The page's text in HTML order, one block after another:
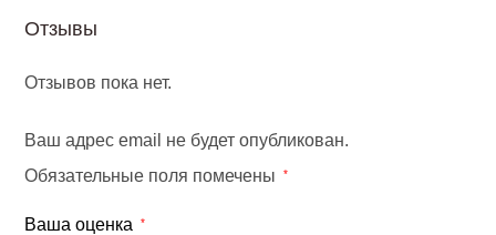
Отзывы
Отзывов пока нет.
Ваш адрес email не будет опубликован.
Обязательные поля помечены
*
Ваша оценка *